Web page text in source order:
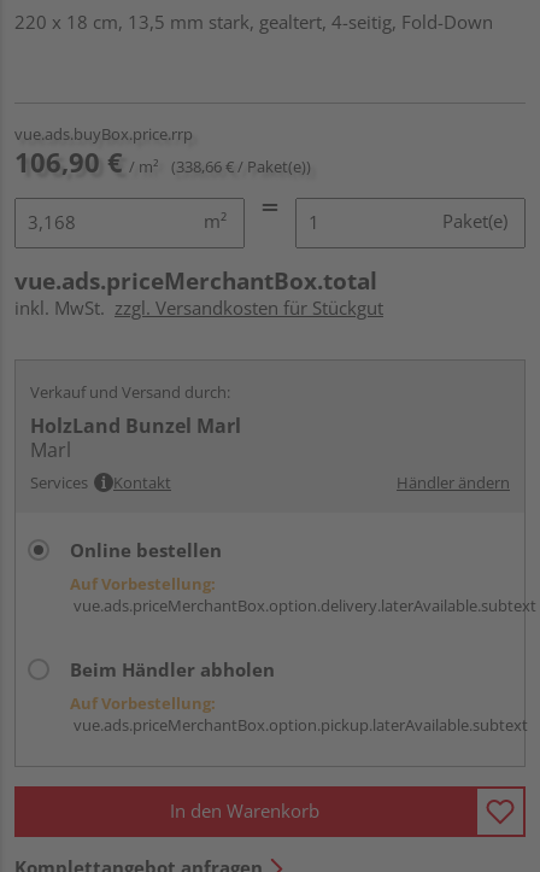
220 x 18 cm, 13,5 mm stark, gealtert, 4-seitig, Fold-Down
vue.ads.buyBox.price.rrp
106,90 € / m² (338,66 € / Paket(e))
m² Paket(e)
vue.ads.priceMerchantBox.total
inkl. MwSt. zzgl. Versandkosten für Stückgut
Verkauf und Versand durch:
HolzLand Bunzel Marl
Marl
Services Kontakt Händler ändern
Online bestellen
Auf Vorbestellung:
vue.ads.priceMerchantBox.option.delivery.laterAvailable.subtext
Beim Händler abholen
Auf Vorbestellung:
vue.ads.priceMerchantBox.option.pickup.laterAvailable.subtext
In den Warenkorb
Komplettangebot anfragen